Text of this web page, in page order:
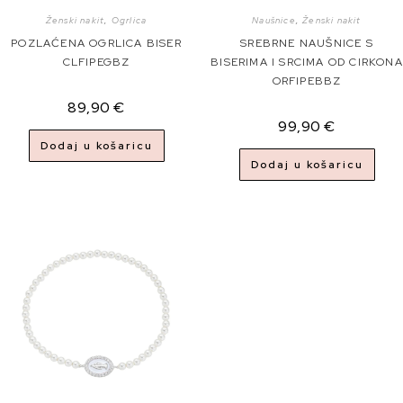
Ženski nakit, Ogrlica
POZLAĆENA OGRLICA BISER
CLFIPEGBZ
89,90€
Dodaj u košaricu
Naušnice,Ženski nakit
SREBRNE NAUŠNICE S
BISERIMA I SRCIMA OD CIRKONA
ORFIPEBBZ
99,90€
Dodaj u košaricu